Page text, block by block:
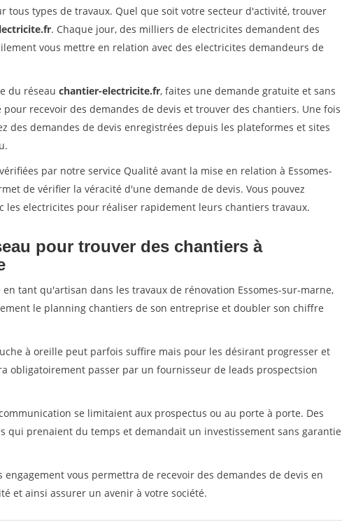
tous types de travaux. Quel que soit votre secteur d'activité, trouver
. Chaque jour, des milliers de electricites demandent des
vous mettre en relation avec des electricites demandeurs de
du réseau chantier-electricite.fr, faites une demande gratuite et sans
recevoir des demandes de devis et trouver des chantiers. Une fois
des demandes de devis enregistrées depuis les plateformes et sites
par notre service Qualité avant la mise en relation à Essomes-
de vérifier la véracité d'une demande de devis. Vous pouvez
les electricites pour réaliser rapidement leurs chantiers travaux.
pour trouver des chantiers à
tant qu'artisan dans les travaux de rénovation Essomes-sur-marne,
le planning chantiers de son entreprise et doubler son chiffre
à oreille peut parfois suffire mais pour les désirant progresser et
obligatoirement passer par un fournisseur de leads prospectsion
se limitaient aux prospectus ou au porte à porte. Des
qui prenaient du temps et demandait un investissement sans garantie
vous permettra de recevoir des demandes de devis en
et ainsi assurer un avenir à votre société.